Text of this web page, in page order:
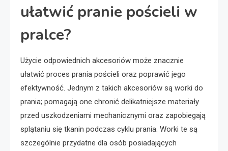
ułatwić pranie pościeli w
pralce?
Użycie odpowiednich akcesoriów może znacznie
ułatwić proces prania pościeli oraz poprawić jego
efektywność. Jednym z takich akcesoriów są worki do
prania; pomagają one chronić delikatniejsze materiały
przed uszkodzeniami mechanicznymi oraz zapobiegają
splątaniu się tkanin podczas cyklu prania. Worki te są
szczególnie przydatne dla osób posiadających